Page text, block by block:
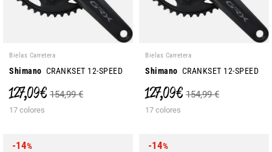
Bielas Carretera
Shimano CRANKSET 12-SPEED
127,09 € 154,99 €
17 colores
Bielas Carretera
Shimano CRANKSET 12-SPEED
127,09 € 154,99 €
17 colores
-14% -14%